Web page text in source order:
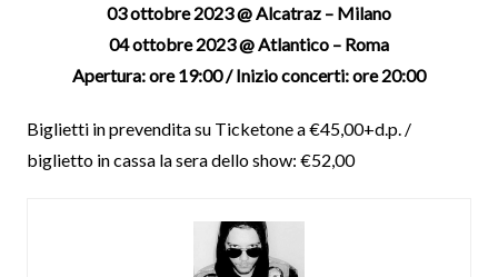
03 ottobre 2023 @ Alcatraz – Milano
04 ottobre 2023 @ Atlantico – Roma
Apertura: ore 19:00 / Inizio concerti: ore 20:00
Biglietti in prevendita su Ticketone a €45,00+d.p. /
biglietto in cassa la sera dello show: €52,00